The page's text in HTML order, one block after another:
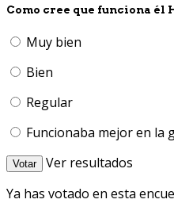
Como cree que funciona
Muy bien
Bien
Regular
Funcionaba mejor en la
Votar
Ver resultados
Ya has votado en esta